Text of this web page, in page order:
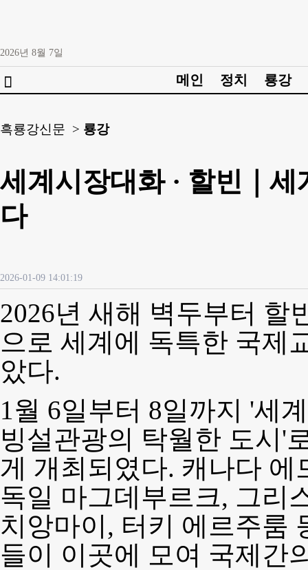
2026년 8월 7일
 메인 정치 룡강
흑룡강신문 > 룡강
세계시장대화 · 할빈｜
다
2026-01-09 14:01:19
2026년 새해 벽두부터 할
으로 세계에 독특한 국제
았다.
1월 6일부터 8일까지 '세
빙설관광의 탁월한 도시'
게 개최되였다. 캐나다
독일 마그데부르크, 그리
치앙마이, 터키 에르주룸
들이 이곳에 모여 국제간